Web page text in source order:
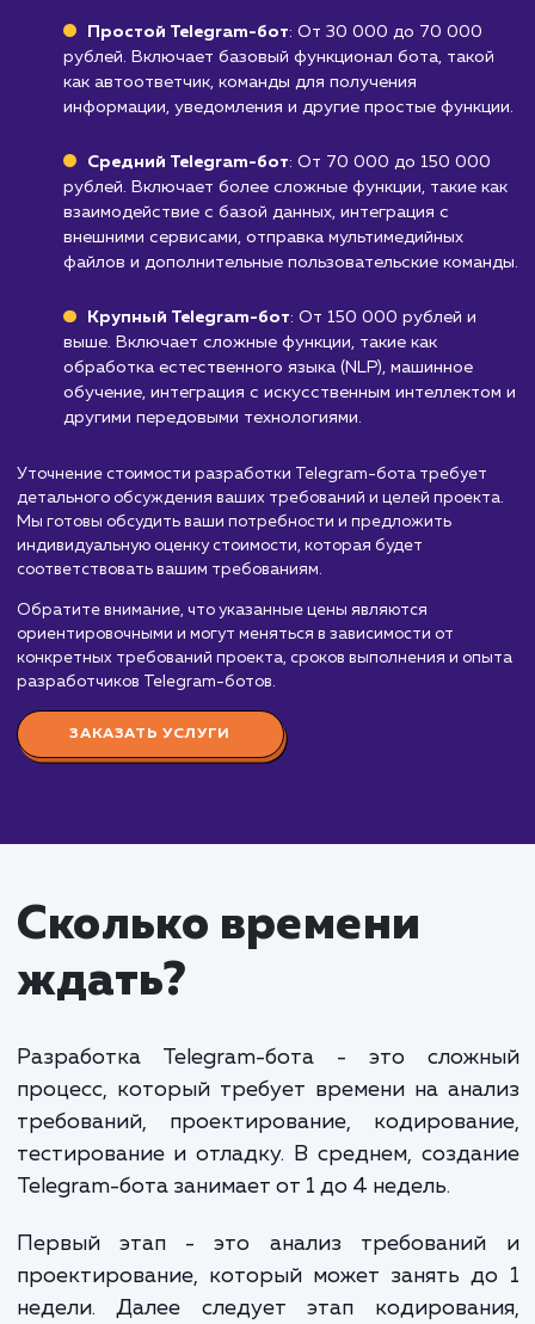
Для услуг, где требуется высокий уровень
персонализации и индивидуального
таких как юридические или финансовые
клиентом может быть предпочтительнее,
использование Telegram бота.
Узнать почему
Стоимость разработки
telegram-бота
от 30 000 руб.
Мы предлагаем услуги по разработке Telegram-ботов,
которые помогут вам автоматизировать и улучшить
коммуникацию с вашей аудиторией на платформе
Стоимость разработки Telegram-бота зависит от
факторов, включая сложность функционала, интеграции с
другими сервисами, уровень персонализации и опыт
информации, уведомления и другие простые
Средний Telegram-бот
внешними сервисами, отправка мультимедийных
файлов и дополнительные пользовательские
Крупный Telegram-бот: От 150 000 рублей и
выше. Включает сложные функции, такие как
обучение, интеграция с искусственным
другими передовыми технологиями.